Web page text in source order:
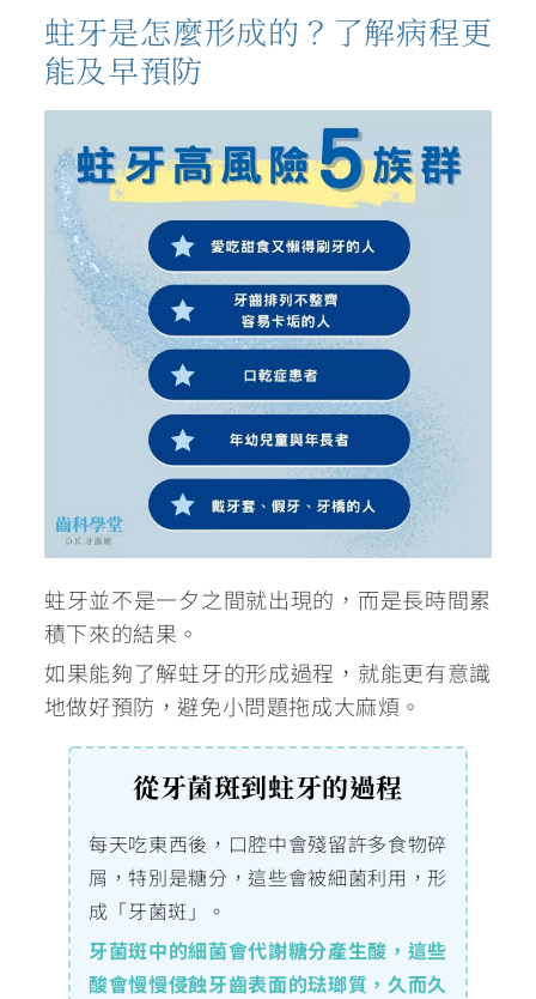
蛀牙是怎麼形成的？了解病程更
能及早預防
蛀牙並不是一夕之間就出現的，而是長時間累
積下來的結果。
如果能夠了解蛀牙的形成過程，就能更有意識
地做好預防，避免小問題拖成大麻煩。
從牙菌斑到蛀牙的過程
每天吃東西後，口腔中會殘留許多食物碎
屑，特別是糖分，這些會被細菌利用，形
成「牙菌斑」。
牙菌斑中的細菌會代謝糖分產生酸，這些
酸會慢慢侵蝕牙齒表面的琺瑯質，久而久